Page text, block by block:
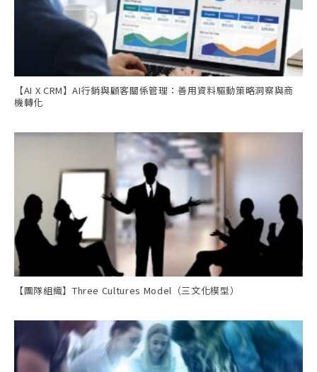
【AI X CRM】AI行銷與顧客關係管理：善用資料驅動策略洞察與商
機轉化
【團隊組織】Three Cultures Model（三文化模型）